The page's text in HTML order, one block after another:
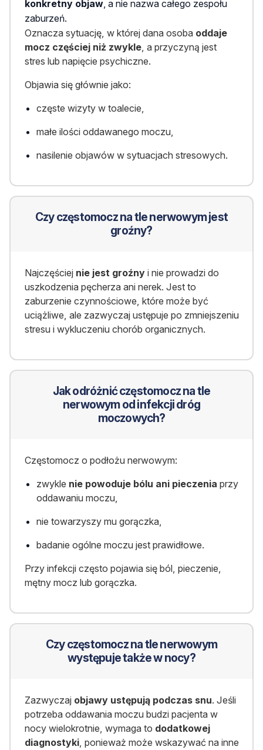
konkretny objaw, a nie nazwa całego zespołu
zaburzeń.
Oznacza sytuację, w której dana osoba oddaje
mocz częściej niż zwykle, a przyczyną jest
stres lub napięcie psychiczne.
Objawia się głównie jako:
częste wizyty w toalecie,
małe ilości oddawanego moczu,
nasilenie objawów w sytuacjach stresowych.
Czy częstomocz na tle nerwowym jest
groźny?
Najczęściej nie jest groźnyi nie prowadzi do
uszkodzenia pęcherza ani nerek. Jest to
zaburzenie czynnościowe, które może być
uciążliwe, ale zazwyczaj ustępuje po zmniejszeniu
stresu i wykluczeniu chorób organicznych.
Jak odróżnić częstomocz na tle
nerwowym od infekcji dróg
moczowych?
Częstomocz o podłożu nerwowym:
zwykle nie powoduje bólu ani pieczenia przy
oddawaniu moczu,
nie towarzyszy mu gorączka,
badanie ogólne moczu jest prawidłowe.
Przy infekcji często pojawia się ból, pieczenie,
mętny mocz lub gorączka.
Czy częstomocz na tle nerwowym
występuje także w nocy?
Zazwyczaj objawy ustępują podczas snu. Jeśli
potrzeba oddawania moczu budzi pacjenta w
nocy wielokrotnie, wymaga to dodatkowej
diagnostyki, ponieważ może wskazywać na inne